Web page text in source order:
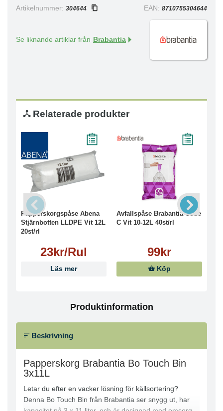
Artikelnummer: 304644 EAN: 8710755304644
Se liknande artiklar från Brabantia
Relaterade produkter
Papperskorgspåse Abena
Stjärnbotten LLDPE Vit 12L
20st/rl
23kr/Rul
Läs mer
Avfallspåse Brabantia Code
C Vit 10-12L 40st/rl
99kr
Köp
Produktinformation
Beskrivning
Papperskorg Brabantia Bo Touch Bin
3x11L
Letar du efter en vacker lösning för källsortering?
Denna Bo Touch Bin från Brabantia ser snygg ut, har